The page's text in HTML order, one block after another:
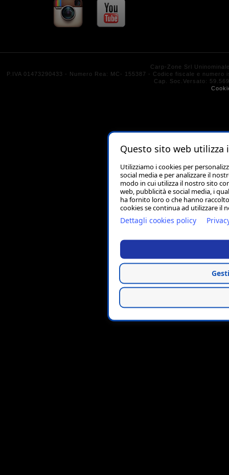
Carp-Zone Srl
P.IVA 01473290433 - Numero Rea: MC- 155387 - Codice fiscale e
Cap. Soc.Versato:
Questo sito web utilizza
Utilizziamo i cookies per
social media e per analizzare il
modo in cui utilizza il nostro sito
web, pubblicità e social media, i
ha fornito loro o che hanno
cookies se continua ad utilizzare il
Dettagli cookies policy